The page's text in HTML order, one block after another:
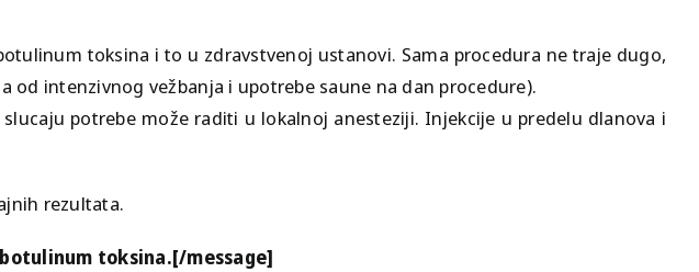
toksina i to u zdravstvenoj ustanovi. Sama procedura ne traje dugo,
intenzivnog vežbanja i upotrebe saune na dan procedure).
potrebe može raditi u lokalnoj anesteziji. Injekcije u predelu dlanova i
rezultata.
toksina.[/message]